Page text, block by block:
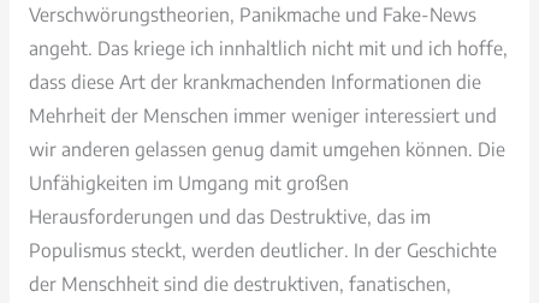
Verschwörungstheorien, Panikmache und Fake-News
angeht. Das kriege ich innhaltlich nicht mit und ich hoffe,
dass diese Art der krankmachenden Informationen die
Mehrheit der Menschen immer weniger interessiert und
wir anderen gelassen genug damit umgehen können. Die
Unfähigkeiten im Umgang mit großen
Herausforderungen und das Destruktive, das im
Populismus steckt, werden deutlicher. In der Geschichte
der Menschheit sind die destruktiven, fanatischen,